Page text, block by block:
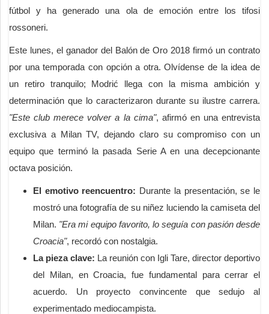
fútbol y ha generado una ola de emoción entre los tifosi
rossoneri.
Este lunes, el ganador del Balón de Oro 2018 firmó un contrato
por una temporada con opción a otra. Olvídense de la idea de
un retiro tranquilo; Modrić llega con la misma ambición y
determinación que lo caracterizaron durante su ilustre carrera.
"Este club merece volver a la cima", afirmó en una entrevista
exclusiva a Milan TV, dejando claro su compromiso con un
equipo que terminó la pasada Serie A en una decepcionante
octava posición.
El emotivo reencuentro: Durante la presentación, se le
mostró una fotografía de su niñez luciendo la camiseta del
Milan. "Era mi equipo favorito, lo seguía con pasión desde
Croacia", recordó con nostalgia.
La pieza clave: La reunión con Igli Tare, director deportivo
del Milan, en Croacia, fue fundamental para cerrar el
acuerdo. Un proyecto convincente que sedujo al
experimentado mediocampista.